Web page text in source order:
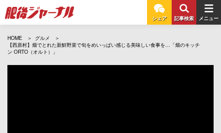
シェア 記事検索 メニュー
HOME
グルメ
【西原村】畑でとれた新鮮野菜で旬をめいっぱい感じる美味しい食事を…「畑のキッチ
ン ORTO（オルト）」